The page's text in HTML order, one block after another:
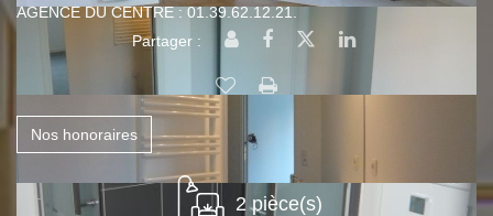
AGENCE DU CENTRE : 01.39.62.12.21.
Partager :
Nos honoraires
2 pièce(s)